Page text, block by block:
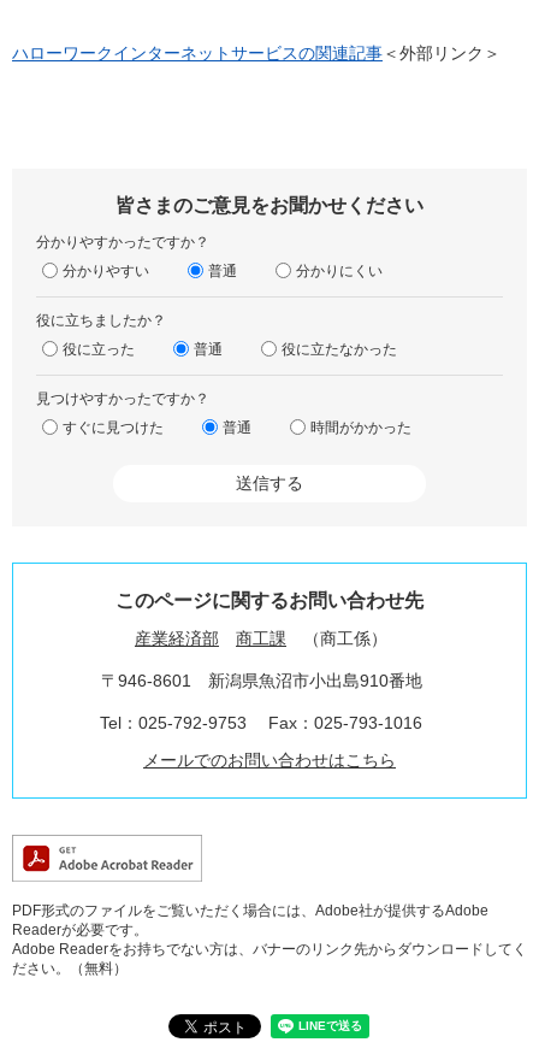
ハローワークインターネットサービスの関連記事＜外部リンク＞
皆さまのご意見をお聞かせください
分かりやすかったですか？
分かりやすい
普通 分かりにくい
役に立ちましたか？
役に立った
普通 役に立たなかった
見つけやすかったですか？
すぐに見つけた
普通 時間がかかった
このページに関するお問い合わせ先
産業経済部 商工課 商工係
〒946-8601 新潟県魚沼市小出島910番地
Tel：025-792-9753
Fax：025-793-1016
メールでのお問い合わせはこちら
PDF形式のファイルをご覧いただく場合には、Adobe社が提供するAdobe
Readerが必要です。
Adobe Readerをお持ちでない方は、バナーのリンク先からダウンロードしてく
ださい。（無料）